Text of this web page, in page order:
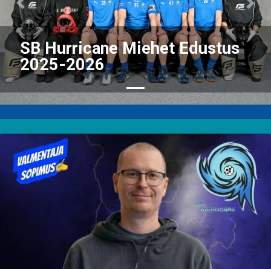
SB Hurricane Miehet Edustus
2025-2026
Previous